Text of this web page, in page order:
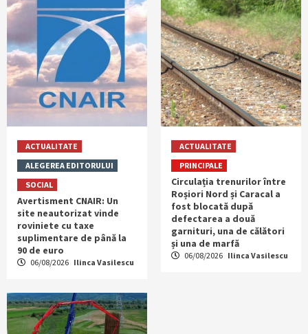
ACTUALITATE
ALEGEREA EDITORULUI
SOCIAL
Avertisment CNAIR: Un
site neautorizat vinde
roviniete cu taxe
suplimentare de până la
90 de euro
06/08/2026 Ilinca Vasilescu
ACTUALITATE
PRINCIPALE
Circulația trenurilor între
Roșiori Nord și Caracal a
fost blocată după
defectarea a două
garnituri, una de călători
și una de marfă
06/08/2026 Ilinca Vasilescu